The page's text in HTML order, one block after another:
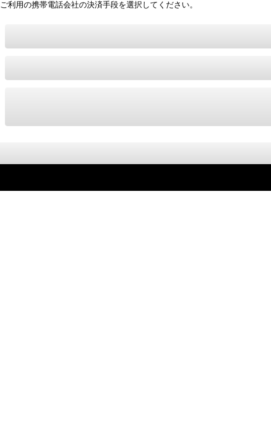
ご利用の携帯電話会社の決済手段を選択してください。